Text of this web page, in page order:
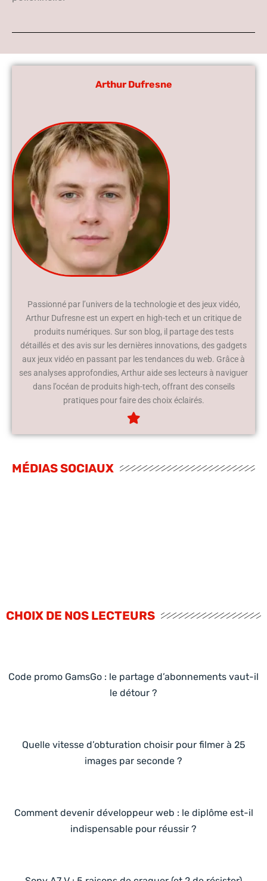
Arthur Dufresne
Passionné par l’univers de la technologie et des jeux vidéo,
Arthur Dufresne est un expert en high-tech et un critique de
produits numériques. Sur son blog, il partage des tests
détaillés et des avis sur les dernières innovations, des gadgets
aux jeux vidéo en passant par les tendances du web. Grâce à
ses analyses approfondies, Arthur aide ses lecteurs à naviguer
dans l’océan de produits high-tech, offrant des conseils
pratiques pour faire des choix éclairés.
MÉDIAS SOCIAUX
CHOIX DE NOS LECTEURS
Code promo GamsGo : le partage d’abonnements vaut-il
le détour ?
Quelle vitesse d’obturation choisir pour filmer à 25
images par seconde ?
Comment devenir développeur web : le diplôme est-il
indispensable pour réussir ?